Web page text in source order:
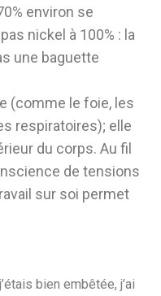
environ se
nickel à 100% : la
une baguette
(comme le foie, les
respiratoires); elle
du corps. Au fil
de tensions
sur soi permet
bien embêtée, j’ai